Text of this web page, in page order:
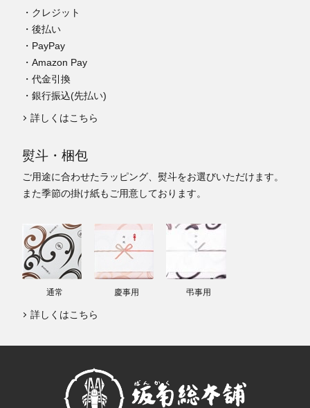
・クレジット
・後払い
・PayPay
・Amazon Pay
・代金引換
・銀行振込(先払い)
詳しくはこちら
熨斗・梱包
ご用途に合わせたラッピング、熨斗をお選びいただけます。
また季節の掛け紙もご用意しております。
通常 慶事用 弔事用
詳しくはこちら